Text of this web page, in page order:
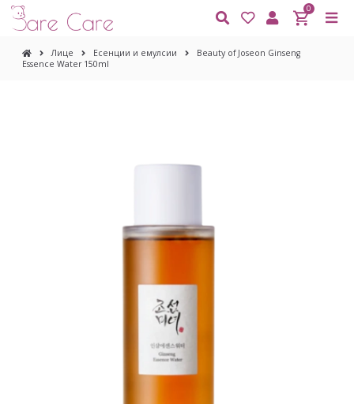
0
Лице Есенции и емулсии
Beauty of Joseon Ginseng
Essence Water 150ml